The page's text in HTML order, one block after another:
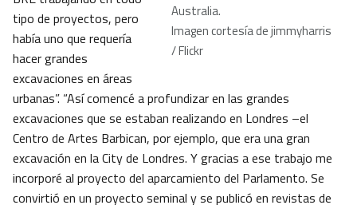
Australia.
Imagen cortesía de jimmyharris
/ Flickr
tipo de proyectos, pero
había uno que requería
hacer grandes
excavaciones en áreas
urbanas”. “Así comencé a profundizar en las grandes
excavaciones que se estaban realizando en Londres –el
Centro de Artes Barbican, por ejemplo, que era una gran
excavación en la City de Londres. Y gracias a ese trabajo me
incorporé al proyecto del aparcamiento del Parlamento. Se
convirtió en un proyecto seminal y se publicó en revistas de